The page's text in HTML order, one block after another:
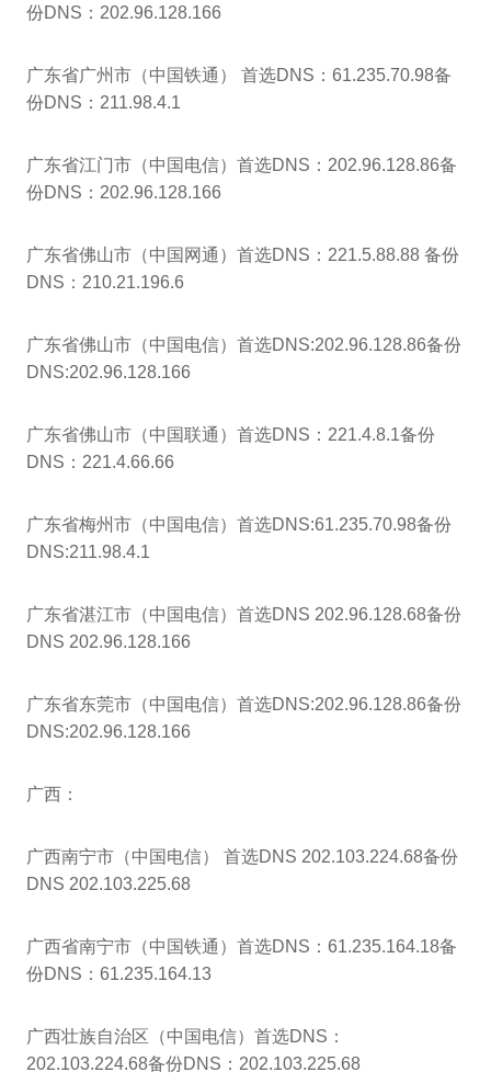
份DNS：202.96.128.166
广东省广州市（中国铁通） 首选DNS：61.235.70.98备
份DNS：211.98.4.1
广东省江门市（中国电信）首选DNS：202.96.128.86备
份DNS：202.96.128.166
广东省佛山市（中国网通）首选DNS：221.5.88.88 备份
DNS：210.21.196.6
广东省佛山市（中国电信）首选DNS:202.96.128.86备份
DNS:202.96.128.166
广东省佛山市（中国联通）首选DNS：221.4.8.1备份
DNS：221.4.66.66
广东省梅州市（中国电信）首选DNS:61.235.70.98备份
DNS:211.98.4.1
广东省湛江市（中国电信）首选DNS 202.96.128.68备份
DNS 202.96.128.166
广东省东莞市（中国电信）首选DNS:202.96.128.86备份
DNS:202.96.128.166
广西：
广西南宁市（中国电信） 首选DNS 202.103.224.68备份
DNS 202.103.225.68
广西省南宁市（中国铁通）首选DNS：61.235.164.18备
份DNS：61.235.164.13
广西壮族自治区（中国电信）首选DNS：
202.103.224.68备份DNS：202.103.225.68